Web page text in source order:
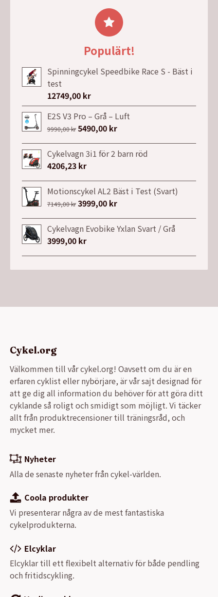
20999,00 kr.
Populärt!
Spinningcykel Speedbike Race S - Bäst i
test
12749,00 kr
E2S V3 Pro – Grå – Luft
9990,00kr Det
priset
var:
5490,00 krDet
priset
Cykelvagn 3i1 för 2 barn röd
4206,23 kr
Motionscykel AL2 Bäst i Test (Svart)
7149,00kr Det
priset
var:
3999,00 krDet
priset
Cykelvagn Evobike Yxlan Svart / Grå
3999,00 kr
Cykel.org
Välkommen till vår cykel.org! Oavsett om du är en
erfaren cyklist eller nybörjare, är vår sajt designad för
att ge dig all information du behöver för att göra ditt
cyklande så roligt och smidigt som möjligt. Vi täcker
allt från produktrecensioner till träningsråd, och
mycket mer.
Nyheter
Alla de senaste nyheter från cykel-världen.
Coola produkter
Vi presenterar några av de mest fantastiska
cykelprodukterna.
Elcyklar
Elcyklar till ett flexibelt alternativ för både pendling
och fritidscykling.